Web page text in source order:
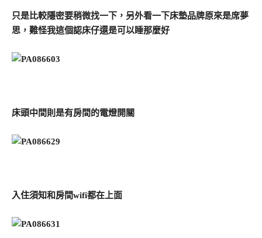
只是比較隱密要稍微找一下，另外看一下床墊品牌原來是席夢
思，難怪我這個認床仔還是可以睡那麼好
床頭中間則是有房間的電燈開關
入住須知和房間wifi都在上面